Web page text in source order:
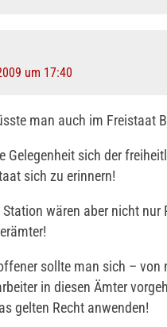
um 17:40
man auch im Freistaat
Gelegenheit sich der
sich zu erinnern!
Station wären aber nicht
sollte man sich – von
in diesen Ämter
gelten Recht anwenden!